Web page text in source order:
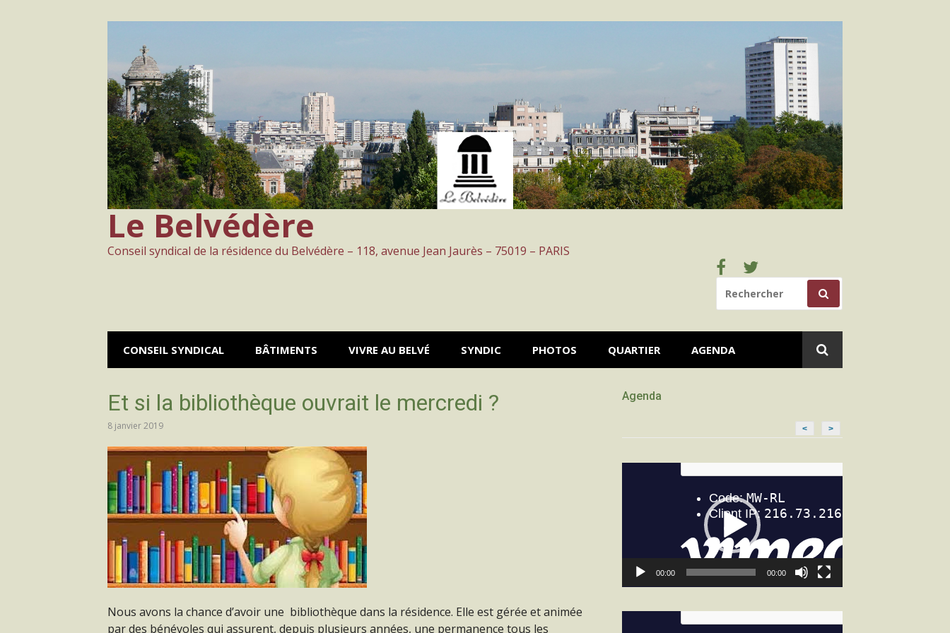
Le Belvédère
Conseil syndical de la résidence du Belvédère – 118, avenue Jean Jaurès – 75019 – PARIS
FacebookTwitter
POUR
:
CONSEIL SYNDICAL BÂTIMENTS VIVRE AU BELVÉ SYNDIC PHOTOS QUARTIER AGENDA
Et si la bibliothèque ouvrait le mercredi ?
8 janvier 2019
Nous avons la chance d’avoir une bibliothèque dans la résidence. Elle est gérée et animée
par des bénévoles qui assurent, depuis plusieurs années, une permanence tous les
Agenda
< >
00:00 00:00